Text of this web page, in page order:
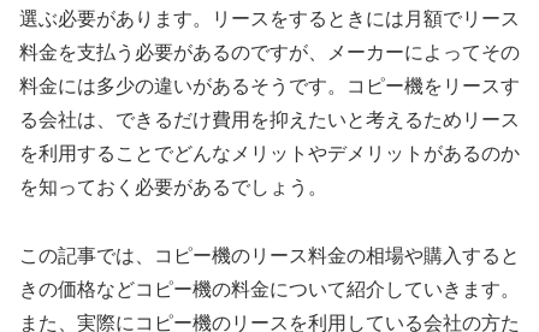
選ぶ必要があります。リースをするときには月額でリース
料金を支払う必要があるのですが、メーカーによってその
料金には多少の違いがあるそうです。コピー機をリースす
る会社は、できるだけ費用を抑えたいと考えるためリース
を利用することでどんなメリットやデメリットがあるのか
を知っておく必要があるでしょう。
この記事では、コピー機のリース料金の相場や購入すると
きの価格などコピー機の料金について紹介していきます。
また、実際にコピー機のリースを利用している会社の方た